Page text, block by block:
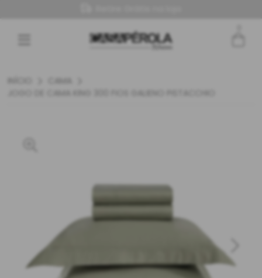
Entre com email ou cpf/cnpj
INÍCIO
CAMA